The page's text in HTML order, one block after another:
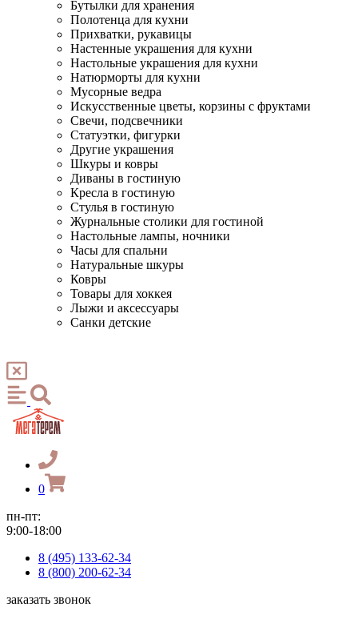
Бутылки для хранения
Полотенца для кухни
Прихватки, рукавицы
Настенные украшения для кухни
Настольные украшения для кухни
Натюрморты для кухни
Мусорные ведра
Искусственные цветы, корзины с фруктами
Свечи, подсвечники
Статуэтки, фигурки
Другие украшения
Шкуры и ковры
Диваны в гостиную
Кресла в гостиную
Стулья в гостиную
Журнальные столики для гостиной
Настольные лампы, ночники
Часы для спальни
Натуральные шкуры
Ковры
Товары для хоккея
Лыжи и аксессуары
Санки детские
0
пн-пт:
9:00-18:00
8 (495) 133-62-34
8 (800) 200-62-34
заказать звонок